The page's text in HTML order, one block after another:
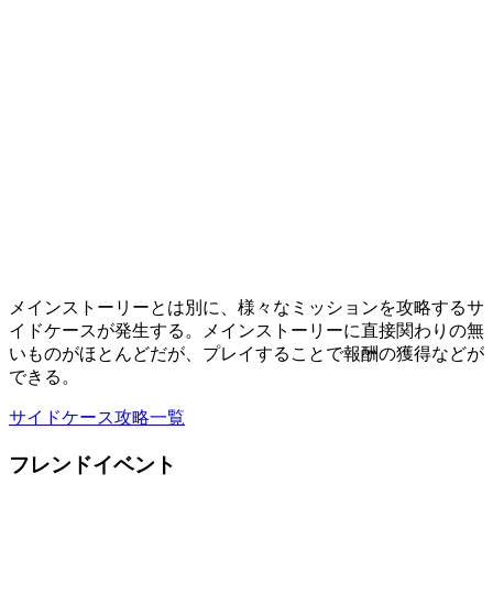
メインストーリーとは別に、様々なミッションを攻略するサ
イドケースが発生する。メインストーリーに直接関わりの無
いものがほとんどだが、プレイすることで報酬の獲得などが
できる。
サイドケース攻略一覧
フレンドイベント